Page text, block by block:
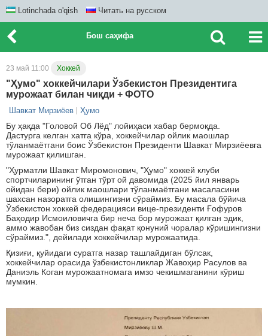
Lotinchada o'qish Читать на русском
Бош саҳифа
23 май 11:00 Хоккей
"Ҳумо" хоккейчилари Ўзбекистон Президентига
мурожаат билан чиқди + ФОТО
Шавкат Мирзиёев Ҳумо
Бу ҳақда "Головой Об Лёд" лойиҳаси хабар бермоқда.
Дастурга келган хатга кўра, хоккейчилар ойлик маошлар
тўланмаётгани боис Ўзбекистон Президенти Шавкат Мирзиёевга
мурожаат қилишган.
"Ҳурматли Шавкат Миромонович, "Ҳумо" хоккей клуби
спортчиларининг ўтган тўрт ой давомида (2025 йил январь
ойидан бери) ойлик маошлари тўланмаётгани масаласини
шахсан назоратга олишингизни сўраймиз. Бу масала бўйича
Ўзбекистон хоккей федерацияси вице-президенти Ғофуров
Баҳодир Исмоиловичга бир неча бор мурожаат қилган эдик,
аммо жавобан биз сиздан фақат қонуний чоралар кўришингизни
сўраймиз.", дейилади хоккейчилар мурожаатида.
Қизиғи, қуйидаги суратга назар ташлайдиган бўлсак,
хоккейчилар орасида ўзбекистонликлар Жавоҳир Расулов ва
Даниэль Коган мурожаатномага имзо чекишмаганини кўриш
мумкин.